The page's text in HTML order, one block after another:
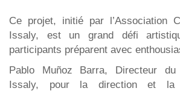
Ce projet, initié par l’Association
Issaly, est un grand défi
participants préparent avec
Pablo Muñoz Barra, Directeur
Issaly, pour la direction et la